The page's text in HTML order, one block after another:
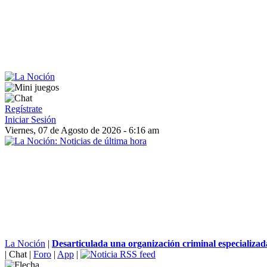
Regístrate
Iniciar Sesión
Viernes, 07 de Agosto de 2026 - 6:16 am
La Noción | Desarticulada una organización criminal
| Chat | Foro | App |